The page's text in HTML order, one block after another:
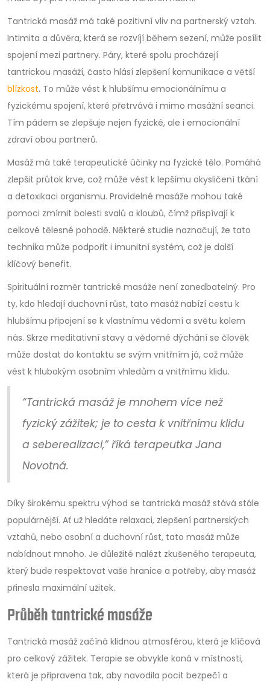
Tantrická masáž má také pozitivní vliv na partnerský vztah.
Intimita a důvěra, která se rozvíjí během sezení, může posílit
spojení mezi partnery. Páry, které spolu procházejí
tantrickou masáží, často hlásí zlepšení komunikace a větší
blízkost. To může vést k hlubšímu emocionálnímu a
fyzickému spojení, které přetrvává i mimo masážní seanci.
Tím pádem se zlepšuje nejen fyzické, ale i emocionální
zdraví obou partnerů.
Masáž má také terapeutické účinky na fyzické tělo. Pomáhá
zlepšit průtok krve, což může vést k lepšímu okysličení tkání
a detoxikaci organismu. Pravidelné masáže mohou také
pomoci zmírnit bolesti svalů a kloubů, čímž přispívají k
celkové tělesné pohodě. Některé studie naznačují, že tato
technika může podpořit i imunitní systém, což je další
klíčový benefit.
Spirituální rozměr tantrické masáže není zanedbatelný. Pro
ty, kdo hledají duchovní růst, tato masáž nabízí cestu k
hlubšímu připojení se k vlastnímu vědomí a světu kolem
nás. Skrze meditativní stavy a vědomé dýchání se člověk
může dostat do kontaktu se svým vnitřním já, což může
vést k hlubokým osobním vhledům a vnitřnímu klidu.
“Tantrická masáž je mnohem více než
fyzický zážitek; je to cesta k vnitřnímu klidu
a seberealizaci,” říká terapeutka Jana
Novotná.
Díky širokému spektru výhod se tantrická masáž stává stále
populárnější. Ať už hledáte relaxaci, zlepšení partnerských
vztahů, nebo osobní a duchovní růst, tato masáž může
nabídnout mnoho. Je důležité nalézt zkušeného terapeuta,
který bude respektovat vaše hranice a potřeby, aby masáž
přinesla maximální užitek.
Průběh tantrické masáže
Tantrická masáž začíná klidnou atmosférou, která je klíčová
pro celkový zážitek. Terapie se obvykle koná v místnosti,
která je připravena tak, aby navodila pocit bezpečí a